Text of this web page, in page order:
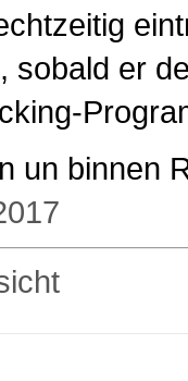
sobald er
un binnen